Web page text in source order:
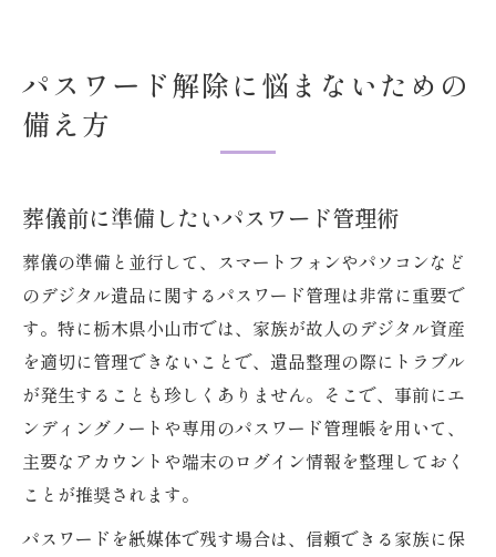
パスワード解除に悩まないための
備え方
葬儀前に準備したいパスワード管理術
葬儀の準備と並行して、スマートフォンやパソコンなど
のデジタル遺品に関するパスワード管理は非常に重要で
す。特に栃木県小山市では、家族が故人のデジタル資産
を適切に管理できないことで、遺品整理の際にトラブル
が発生することも珍しくありません。そこで、事前にエ
ンディングノートや専用のパスワード管理帳を用いて、
主要なアカウントや端末のログイン情報を整理しておく
ことが推奨されます。
パスワードを紙媒体で残す場合は、信頼できる家族に保